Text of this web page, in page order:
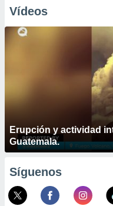
Vídeos
Erupción y actividad
Guatemala.
Síguenos